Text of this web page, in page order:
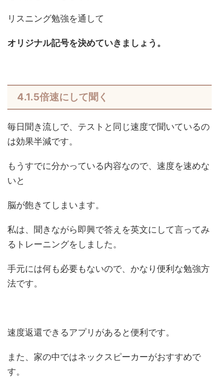
リスニング勉強を通して
オリジナル記号を決めていきましょう。
4.1.5倍速にして聞く
毎日聞き流しで、テストと同じ速度で聞いているの
は効果半減です。
もうすでに分かっている内容なので、速度を速めな
いと
脳が飽きてしまいます。
私は、聞きながら即興で答えを英文にして言ってみ
るトレーニングをしました。
手元には何も必要もないので、かなり便利な勉強方
法です。
速度返還できるアプリがあると便利です。
また、家の中ではネックスピーカーがおすすめで
す。